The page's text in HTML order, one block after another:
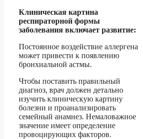
Клиническая картина
респираторной формы
заболевания включает развитие:
Постоянное воздействие аллергена
может привести к появлению
бронхиальной астмы.
Чтобы поставить правильный
диагноз, врач должен детально
изучить клиническую картину
болезни и проанализировать
семейный анамнез. Немаловажное
значение имеет определение
провоцирующих факторов.